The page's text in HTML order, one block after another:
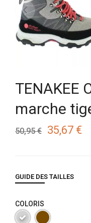
TENAKEE
marche
50,95 € 35,67 €
GUIDE DES TAILLES
COLORIS